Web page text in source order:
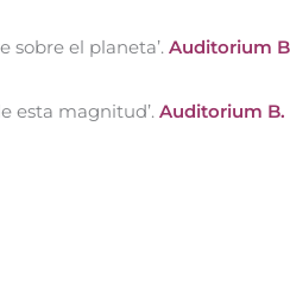
sobre el planeta’. Auditorium
esta magnitud’. Auditorium B.